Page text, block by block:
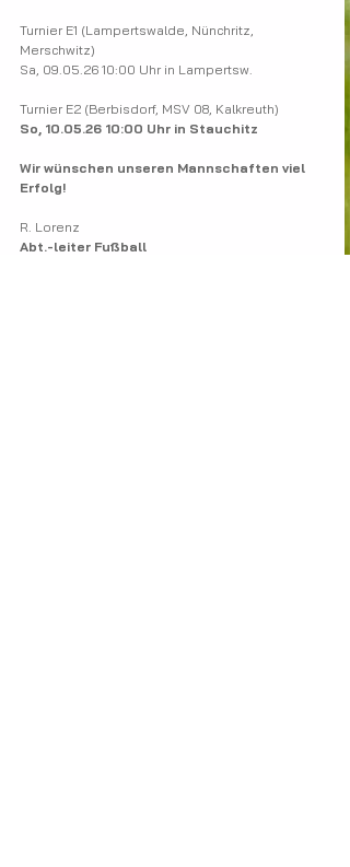
Turnier E1 (Lampertswalde, Nünchritz,
Merschwitz)
Sa, 09.05.26 10:00 Uhr in Lampertsw.
Turnier E2 (Berbisdorf, MSV 08, Kalkreuth)
So, 10.05.26 10:00 Uhr in Stauchitz
Wir wünschen unseren Mannschaften viel
Erfolg!
R. Lorenz
Abt.-leiter Fußball